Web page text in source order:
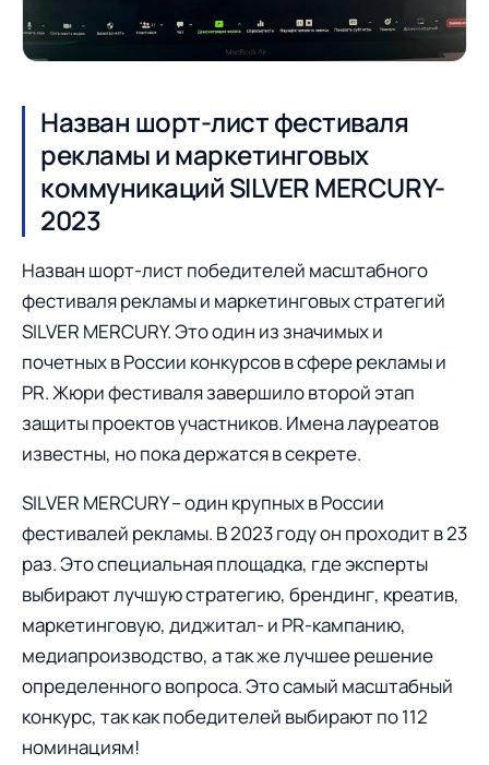
Назван шорт-лист фестиваля
рекламы и маркетинговых
коммуникаций SILVER MERCURY-
2023
Назван шорт-лист победителей масштабного
фестиваля рекламы и маркетинговых стратегий
SILVER MERCURY. Это один из значимых и
почетных в России конкурсов в сфере рекламы и
PR. Жюри фестиваля завершило второй этап
защиты проектов участников. Имена лауреатов
известны, но пока держатся в секрете.
SILVER MERCURY – один крупных в России
фестивалей рекламы. В 2023 году он проходит в 23
раз. Это специальная площадка, где эксперты
выбирают лучшую стратегию, брендинг, креатив,
маркетинговую, диджитал- и PR-кампанию,
медиапроизводство, а так же лучшее решение
определенного вопроса. Это самый масштабный
конкурс, так как победителей выбирают по 112
номинациям!